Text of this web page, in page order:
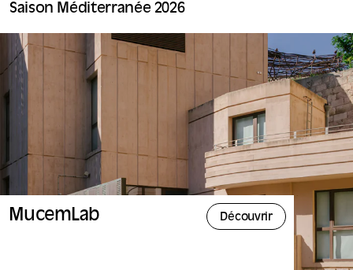
Saison Méditerranée 2026
MucemLab Découvrir